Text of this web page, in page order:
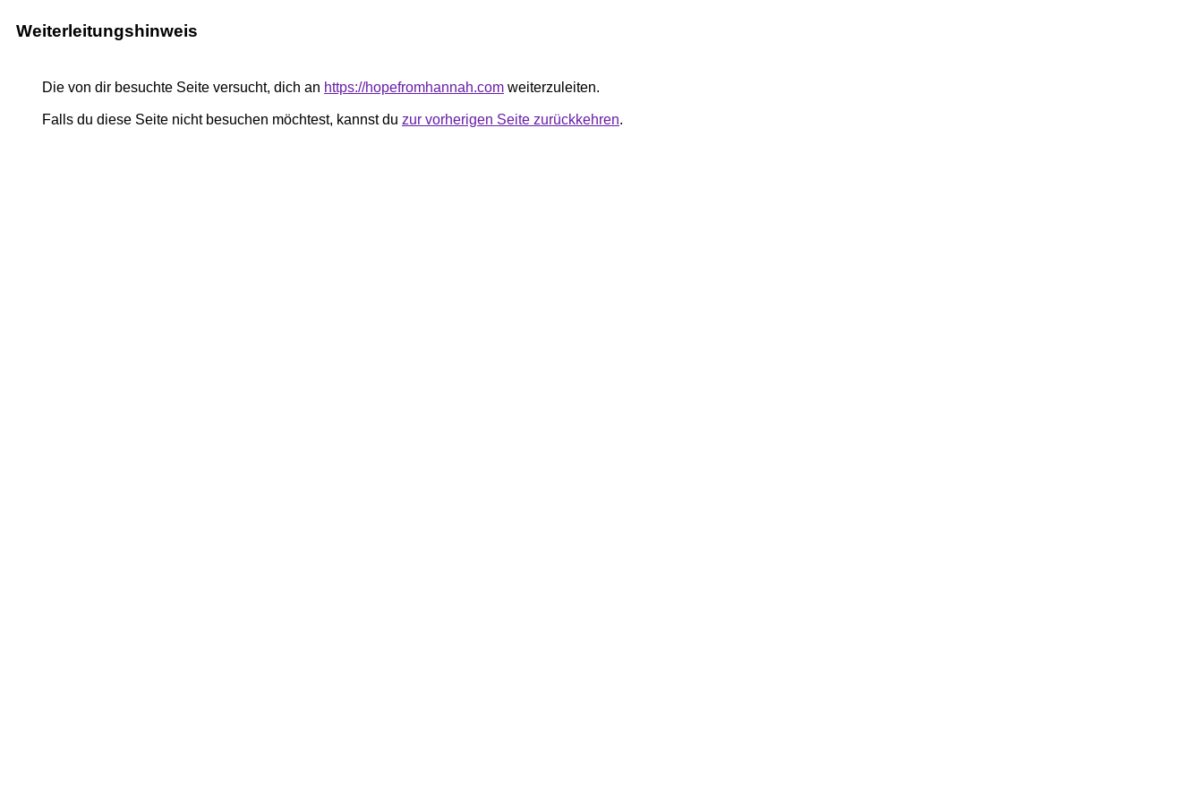
Weiterleitungshinweis
Die von dir besuchte Seite versucht, dich an https://hopefromhannah.com weiterzuleiten.
Falls du diese Seite nicht besuchen möchtest, kannst du zur vorherigen Seite zurückkehren.